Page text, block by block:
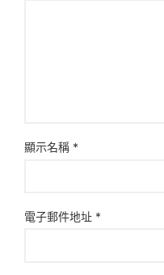
顯示名稱 *
電子郵件地址 *